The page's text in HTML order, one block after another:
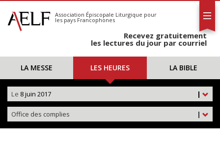
S'abonner
Calendrier
Association Épiscopale Liturgique pour
les pays Francophones
Recevez gratuitement
les lectures du jour par courriel
LA MESSE LES HEURES LA BIBLE
|
Le 8 juin 2017
|
Office des complies